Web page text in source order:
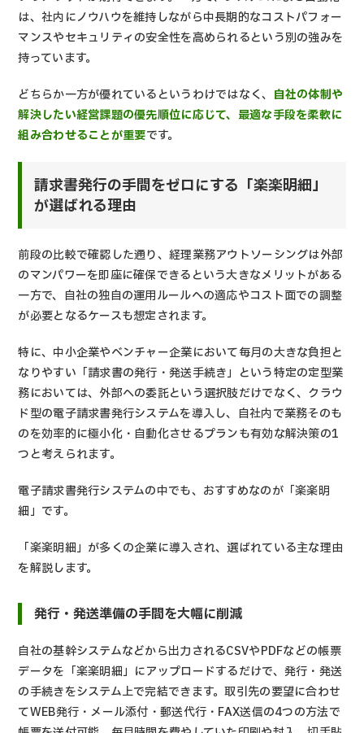
は、社内にノウハウを維持しながら中長期的なコストパフォー
マンスやセキュリティの安全性を高められるという別の強みを
持っています。
どちらか一方が優れているというわけではなく、 自社の体制や
解決したい経営課題の優先順位に応じて、最適な手段を柔軟に
組み合わせることが重要です。
請求書発行の手間をゼロにする「楽楽明細」
が選ばれる理由
前段の比較で確認した通り、経理業務アウトソーシングは外部
のマンパワーを即座に確保できるという大きなメリットがある
一方で、自社の独自の運用ルールへの適応やコスト面での調整
が必要となるケースも想定されます。
特に、中小企業やベンチャー企業において毎月の大きな負担と
なりやすい「請求書の発行・発送手続き」という特定の定型業
務においては、外部への委託という選択肢だけでなく、クラウ
ド型の電子請求書発行システムを導入し、自社内で業務そのも
のを効率的に極小化・自動化させるプランも有効な解決策の1
つと考えられます。
電子請求書発行システムの中でも、おすすめなのが「楽楽明
細」です。
「楽楽明細」が多くの企業に導入され、選ばれている主な理由
を解説します。
発行・発送準備の手間を大幅に削減
自社の基幹システムなどから出力されるCSVやPDFなどの帳票
データを「楽楽明細」にアップロードするだけで、発行・発送
の手続きをシステム上で完結できます。取引先の要望に合わせ
てWEB発行・メール添付・郵送代行・FAX送信の4つの方法で